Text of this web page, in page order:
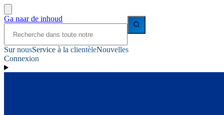
Ga naar de inhoud
Sur nousService à la clientèleNouvelles
Connexion